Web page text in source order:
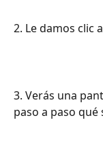
2. Le damos clic
3. Verás una
paso a paso